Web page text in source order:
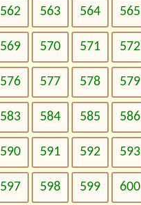
562 563 564 565
569 570 571 572
576 577 578 579
583 584 585 586
590 591 592 593
597 598 599 600